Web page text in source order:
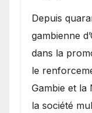
​Depuis
gambienne
dans la
le
Gambie et la
la société